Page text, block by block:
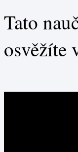
Tato
osvěžíte